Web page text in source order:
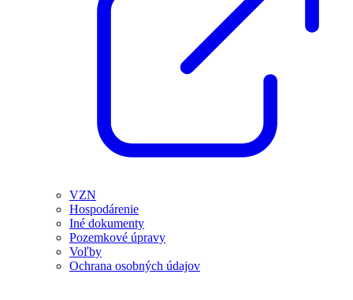
VZN
Hospodárenie
Iné dokumenty
Pozemkové úpravy
Voľby
Ochrana osobných údajov